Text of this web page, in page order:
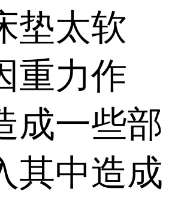
垫太软
重力作
成一些部
其中造成